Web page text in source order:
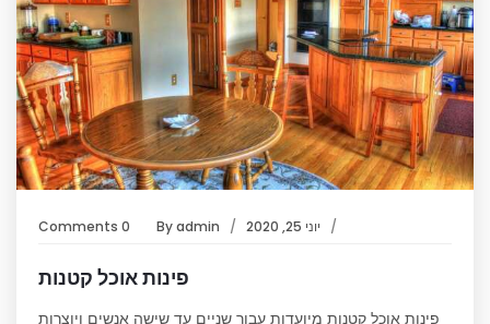
יוני 25, 2020 Byadmin
0 Comments
פינות אוכל קטנות
פינות אוכל קטנות מיועדות עבור שניים עד שישה אנשים ויוצרות